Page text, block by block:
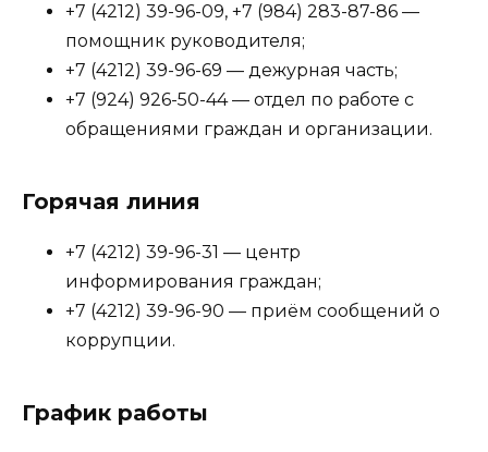
+7 (4212) 39-96-09, +7 (984) 283-87-86 —
помощник руководителя;
+7 (4212) 39-96-69 — дежурная часть;
+7 (924) 926-50-44 — отдел по работе с
обращениями граждан и организации.
Горячая линия
+7 (4212) 39-96-31 — центр
информирования граждан;
+7 (4212) 39-96-90 — приём сообщений о
коррупции.
График работы